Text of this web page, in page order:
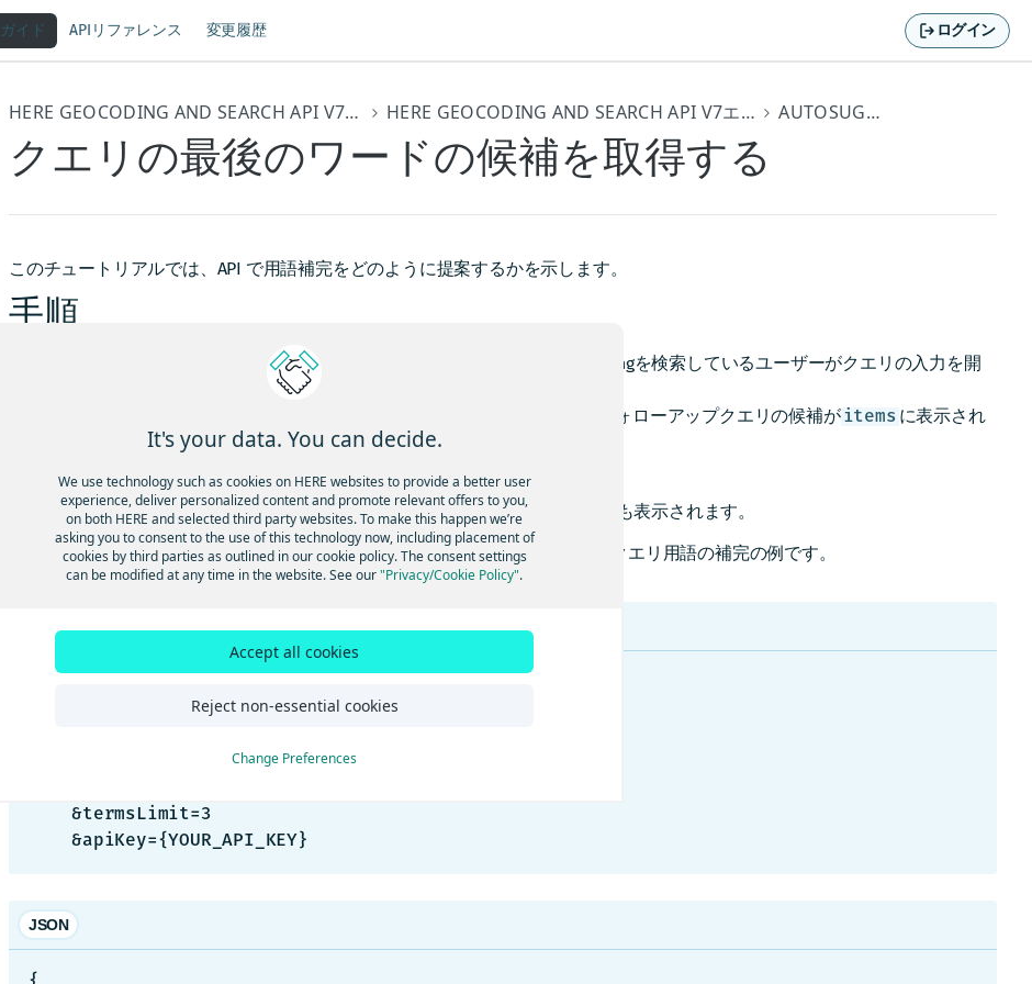
ガイド APIリファレンス 変更履歴 ログイン
HERE GEOCODING AND SEARCH API V7開発者ガイド HERE GEOCODING AND SEARCH API V7エンドポイント AUTOSUGGEST
クエリの最後のワードの候補を取得する
このチュートリアルでは、API で用語補完をどのように提案するかを示します。
手順
ポツダムからの道中、ベルリンミッテでファストフードレストランのBurger Kingを検索しているユーザーがクエリの入力を開
にクエリ用語の補完候補が表示され、さらに5つの位置情報とフォローアップクエリの候補が items に表示され
不完全なクエリ「Bur」の場合、「BURGER」、「Burgermeister」、
「Burg」といったクエリ用語の補完候補と、その他の関連する位置情報の候補も表示されます。
以下はその例と、/autosuggestエンドポイントのクエリセッションおよびクエリ用語の補完の例です。
    &termsLimit=3
    &apiKey={YOUR_API_KEY}
JSON
It's your data. You can decide.
We use technology such as cookies on HERE websites to provide a better user
experience, deliver personalized content and promote relevant offers to you,
on both HERE and selected third party websites. To make this happen we’re
asking you to consent to the use of this technology now, including placement of
cookies by third parties as outlined in our cookie policy. The consent settings
can be modified at any time in the website. See our"Privacy/Cookie Policy".
Accept all cookies
Reject non-essential cookies
Change Preferences